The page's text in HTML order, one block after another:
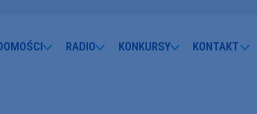
RADIO KONKURSY KONTAKT